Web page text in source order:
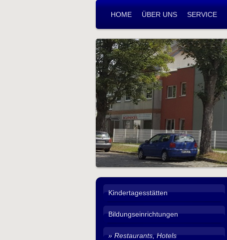
HOME ÜBER UNS SERVICE
Kindertagesstätten
Bildungseinrichtungen
Restaurants, Hotels